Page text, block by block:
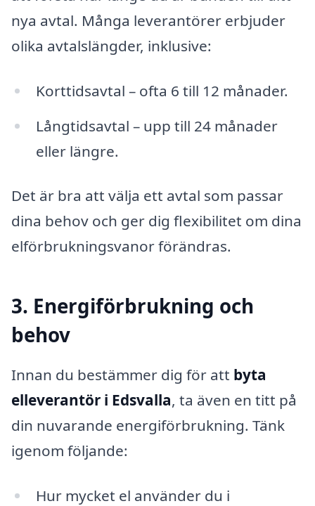
nya avtal. Många leverantörer erbjuder
olika avtalslängder, inklusive:
Korttidsavtal – ofta 6 till 12 månader.
Långtidsavtal – upp till 24 månader
eller längre.
Det är bra att välja ett avtal som passar
dina behov och ger dig flexibilitet om dina
elförbrukningsvanor förändras.
3. Energiförbrukning och
behov
Innan du bestämmer dig för att byta
elleverantör i Edsvalla, ta även en titt på
din nuvarande energiförbrukning. Tänk
igenom följande:
Hur mycket el använder du i